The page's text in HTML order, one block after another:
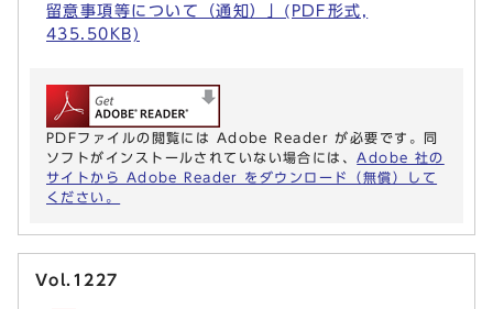
留意事項等について（通知）」(PDF形式,
435.50KB)
PDFファイルの閲覧には Adobe Reader が必要です。同
ソフトがインストールされていない場合には、 Adobe 社の
サイトから Adobe Reader をダウンロード（無償）して
ください。
Vol.1227